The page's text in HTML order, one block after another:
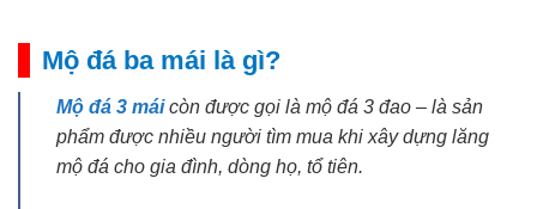
Mộ đá ba mái là gì?
Mộ đá 3 máicòn được gọi là mộ đá 3 đao – là sản
phẩm được nhiều người tìm mua khi xây dựng lăng
mộ đá cho gia đình, dòng họ, tổ tiên.